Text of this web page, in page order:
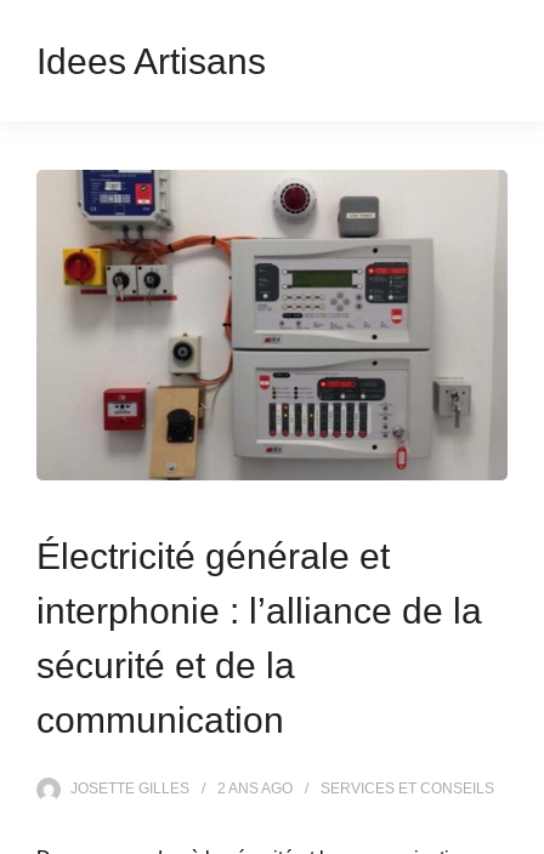
Idees Artisans
Électricité générale et
interphonie : l’alliance de la
sécurité et de la
communication
JOSETTE GILLES 2 ANSAGO SERVICES ET CONSEILS